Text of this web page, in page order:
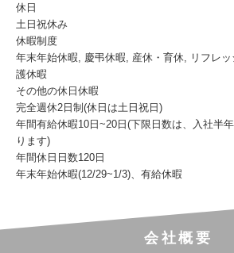
休日
土日祝休み
休暇制度
年末年始休暇, 慶弔休暇, 産休・育休, リフレ
護休暇
その他の休日休暇
完全週休2日制(休日は土日祝日)
年間有給休暇10日~20日(下限日数は、入社半
ります)
年間休日日数120日
年末年始休暇(12/29~1/3)、有給休暇
会社概要